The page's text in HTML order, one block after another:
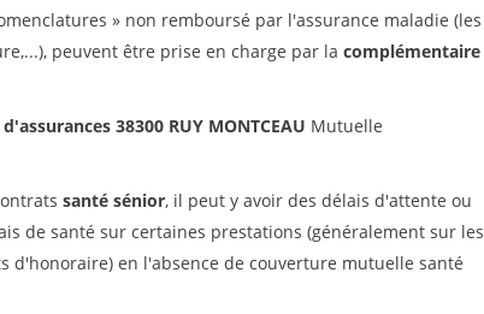
» non remboursé par l'assurance maladie (les
peuvent être prise en charge par la complémentaire
38300 RUY MONTCEAU Mutuelle
santé sénior, il peut y avoir des délais d'attente ou
de santé sur certaines prestations (généralement sur les
d'honoraire) en l'absence de couverture mutuelle santé